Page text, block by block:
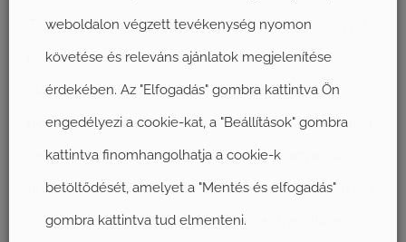
Tisztelt Partnerünk! Ezúton tájékoztatjuk, hogy a
jelenlegi geopolitikai helyzet hatására az
alapanyagok világpiai árai drasztikusan
növekedtek, melyek jelentős kihatással vannak a
vegyipari termékek, valamint adalékanyagok
áraira. Ezen alapanyagok árai jelentős mértékben
növekedtek az elmúlt hetekben. A drasztikus
weboldalon végzett tevékenység nyomon
követése és releváns ajánlatok megjelenítése
érdekében. Az "Elfogadás" gombra kattintva Ön
engedélyezi a cookie-kat, a "Beállítások" gombra
kattintva finomhangolhatja a cookie-k
betöltődését, amelyet a "Mentés és elfogadás"
gombra kattintva tud elmenteni.